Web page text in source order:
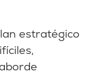
estratégico